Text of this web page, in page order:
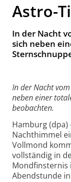
Astro-
In der Nacht
sich neben
In der Nacht
neben einer
beobachten.
Hamburg
Nachthimmel
Vollmond
vollständig in
Mondfinsternis
Abendstunde